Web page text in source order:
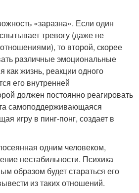
«заразна». Если один
тревогу (даже не
то второй, скорее
различные эмоциональные
жизнь, реакции одного
его внутренней
должен постоянно реагировать
самоподдерживающаяся
игру в пинг-понг, создает в
одним человеком,
нестабильности. Психика
образом будет стараться его
из таких отношений.